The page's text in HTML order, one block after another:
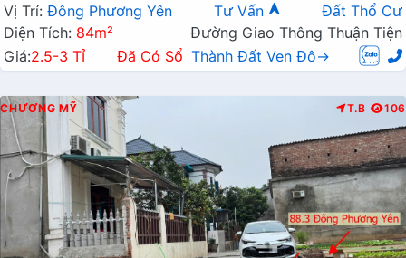
Vị Trí: Đông Phương Yên Tư Vấn
Đất Thổ Cư
Diện Tích: 84m²
Đường Giao Thông Thuận Tiện
Giá:2.5-3 Tỉ Đã Có Sổ Thành Đất Ven Đô→
CHƯƠNG MỸ T.B 106